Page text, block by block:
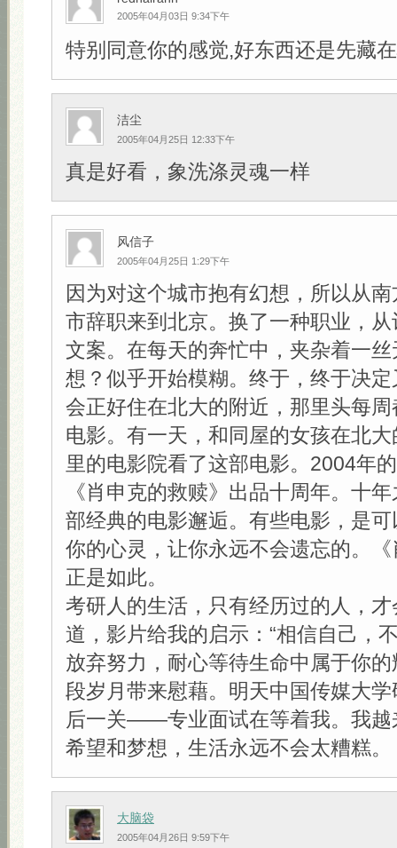
2005年04月03日 9:34下午
特别同意你的感觉,好东西还是先藏
洁尘
2005年04月25日 12:33下午
真是好看，象洗涤灵魂一样
风信子
2005年04月25日 1:29下午
因为对这个城市抱有幻想，所以从
市辞职来到北京。换了一种职业，
文案。在每天的奔忙中，夹杂着一
想？似乎开始模糊。终于，终于决
会正好住在北大的附近，那里头每
电影。有一天，和同屋的女孩在北
里的电影院看了这部电影。2004年
《肖申克的救赎》出品十周年。十
部经典的电影邂逅。有些电影，是
你的心灵，让你永远不会遗忘的。
正是如此。
考研人的生活，只有经历过的人，
道，影片给我的启示：“相信自己，
放弃努力，耐心等待生命中属于你的
段岁月带来慰藉。明天中国传媒大
后一关——专业面试在等着我。我越
希望和梦想，生活永远不会太糟糕。
大脑袋
2005年04月26日 9:59下午